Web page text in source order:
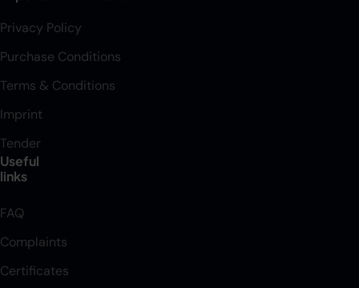
Privacy Policy
Purchase Conditions
Terms & Conditions
Imprint
Tender
Useful
links
FAQ
Complaints
Certificates